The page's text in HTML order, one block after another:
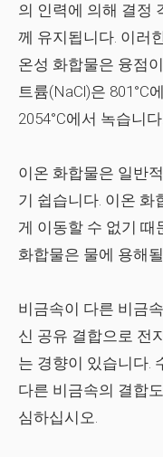
의 인력에 의해 결정
께 유지됩니다. 이러
온성 화합물은 융점
트륨(NaCl)은 801°C
2054°C에서 녹습니다.
이온 화합물은 일반
기 쉽습니다. 이온 화
게 이동할 수 없기 때
화합물은 물에 용해
비금속이 다른 비금
신 공유 결합으로 전
는 경향이 있습니다.
다른 비금속의 결합
심하십시오.